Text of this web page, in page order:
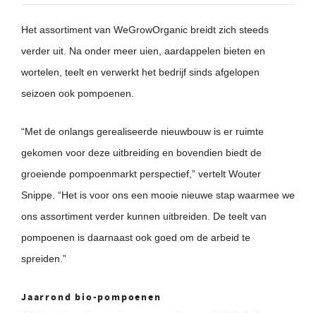
Het assortiment van WeGrowOrganic breidt zich steeds
verder uit. Na onder meer uien, aardappelen bieten en
wortelen, teelt en verwerkt het bedrijf sinds afgelopen
seizoen ook pompoenen.
“Met de onlangs gerealiseerde nieuwbouw is er ruimte
gekomen voor deze uitbreiding en bovendien biedt de
groeiende pompoenmarkt perspectief,” vertelt Wouter
Snippe. “Het is voor ons een mooie nieuwe stap waarmee we
ons assortiment verder kunnen uitbreiden. De teelt van
pompoenen is daarnaast ook goed om de arbeid te
spreiden.”
Jaarrond bio-pompoenen